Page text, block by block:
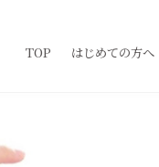
TOP はじめての方へ